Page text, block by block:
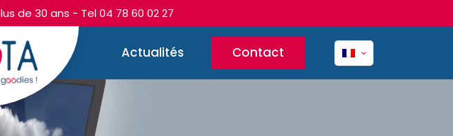
de 30 ans - Tel04 78 60 02 27
Actualités Contact